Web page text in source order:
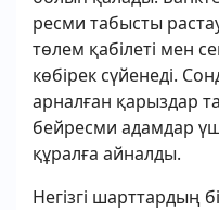
ресми табысты
төлем қабілеті мен
көбірек сүйенеді.
арналған қарыздар
бейресми адамдар
құралға айналды.
Негізгі шарттардың